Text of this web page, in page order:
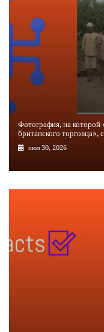
Фотография, на которой
британского торговца»,
июл 30, 2026